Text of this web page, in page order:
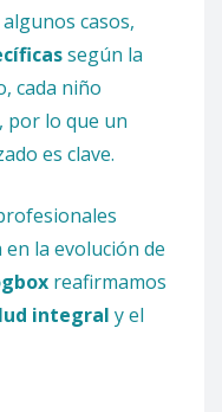
casos,
según la
cada niño
por lo que un
es clave.
la evolución de
reafirmamos
integral y el